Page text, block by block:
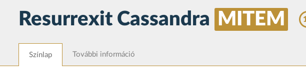
Resurrexit Cassandra MITEM
Színlap További információ